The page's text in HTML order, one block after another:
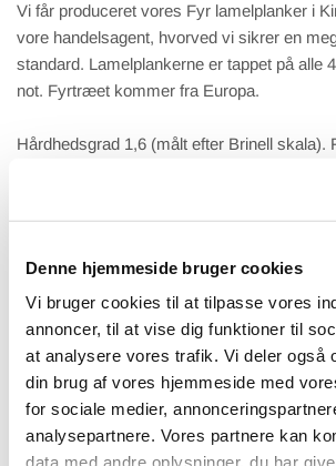
Denne hjemmeside bruger cookies
Vi bruger cookies til at tilpasse vores
annoncer, til at vise dig funktioner til
at analysere vores trafik. Vi deler også
din brug af vores hjemmeside med
for sociale medier,
analysepartnere. Vores partnere kan
data med andre oplysninger, du har
Vi får produceret vores Fyr lamelplanker i
vore handelsagent, hvorved vi sikrer en
standard. Lamelplankerne er tappet på alle
not. Fyrtræet kommer fra Europa.
Hårdhedsgrad 1,6 (målt efter Brinell skala).
som tidløst, og er derfor altid trendy, og
Fyr lamelplank leveres som ubehandlet
Pris eksempel mix sortering over 50 m²
Pris: - kr. / m².
Kanon pris, her får du virkelig valuta for
Trægulve priser er inkl. moms ab lager
Bestil tilbud